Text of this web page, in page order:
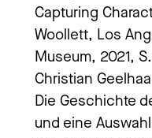
Capturing
Woollett, Los
Museum, 2021,
Christian
Die Geschichte
und eine